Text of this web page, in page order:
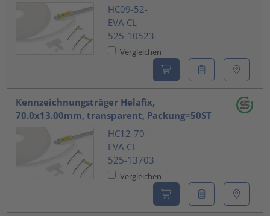
HC09-52-
EVA-CL
525-10523
Vergleichen
Kennzeichnungsträger Helafix,
70.0x13.00mm, transparent, Packung=50ST
HC12-70-
EVA-CL
525-13703
Vergleichen